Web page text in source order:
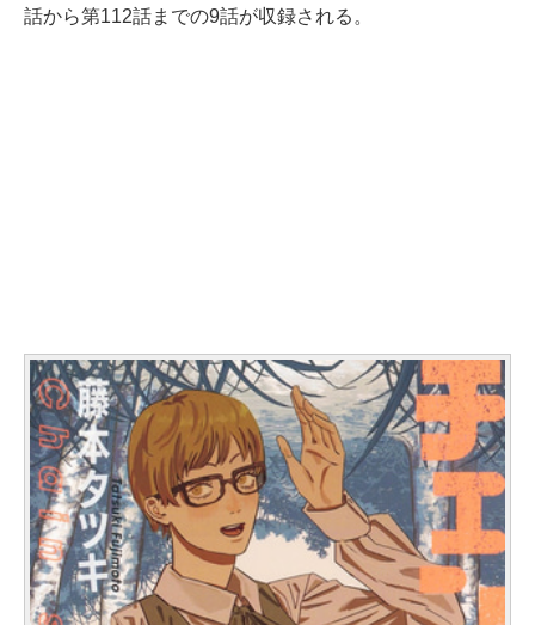
話から第112話までの9話が収録される。